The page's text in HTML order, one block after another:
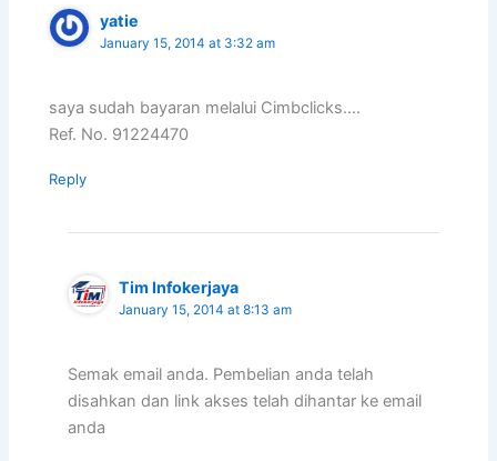
yatie
January 15, 2014 at 3:32 am
saya sudah bayaran melalui Cimbclicks….
Ref. No. 91224470
Reply
Tim Infokerjaya
January 15, 2014 at 8:13 am
Semak email anda. Pembelian anda telah
disahkan dan link akses telah dihantar ke email
anda